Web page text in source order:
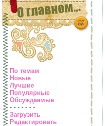
По темам
Новые
Лучшие
Популярные
Обсуждаемые
- - - - - - -
Загрузить
Редактировать